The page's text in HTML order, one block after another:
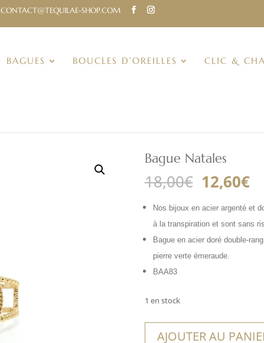
CONTACT@TEQUILAE-SHOP.COM
BAGUES BOUCLES D’OREILLES CLIC &
Bague Natales
18,00€ Le
prix
initial
était :
18,00€.
12,60€
Nos bijoux en acier argenté et
à la transpiration et sont sans
Bague en acier doré double-
pierre verte émeraude.
BAA83
1 en stock
AJOUTER AU